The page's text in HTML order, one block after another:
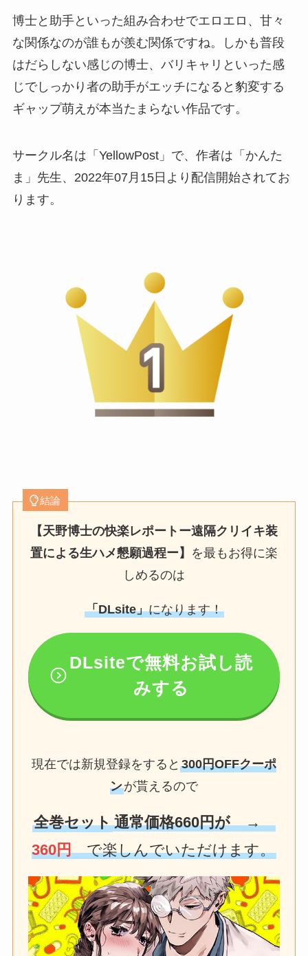
博士と助手といった組み合わせでエロエロ、甘々
な関係なのが誰もが羨む関係ですね。しかも普段
はだらしない感じの博士、バリキャリといった感
じでしっかり者の助手がエッチになると豹変する
ギャップ萌えが本当たまらない作品です。
サークル名は「YellowPost」で、作者は「かんた
ま」先生、2022年07月15日より配信開始されてお
ります。
結論
【天野博士の快楽レポートー遠隔クリイキ装
置による生ハメ懇願過程ー】 を最もお得に楽
しめるのは
「DLsite」になります！
DLsiteで無料お試し読
みする
現在では新規登録をすると 300円OFFクーポ
ンが貰えるので
全巻セット通常価格660円が →
360円で楽しんでいただけます。